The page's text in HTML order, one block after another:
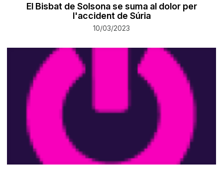
El Bisbat de Solsona se suma al dolor per
l'accident de Súria
10/03/2023